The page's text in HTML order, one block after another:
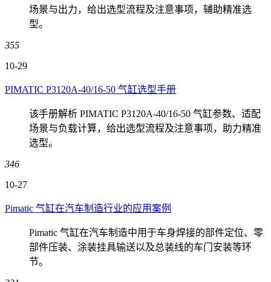
场景与出力，给出选型流程及注意事项，辅助精准选
型。
355
10-29
PIMATIC P3120A-40/16-50 气缸选型手册
该手册解析 PIMATIC P3120A-40/16-50 气缸参数、适配
场景与负载计算，给出选型流程及注意事项，助力精准
选型。
346
10-27
Pimatic 气缸在汽车制造行业的应用案例
Pimatic 气缸在汽车制造中用于车身焊接的部件定位、零
部件压装、涂装挂具输送以及总装线的车门安装等环
节。